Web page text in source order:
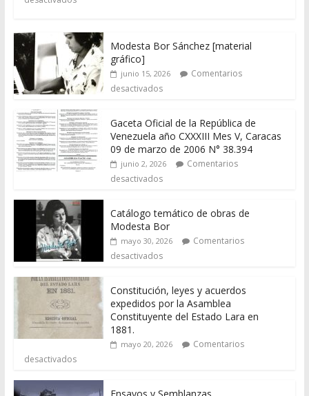
Modesta Bor Sánchez [material
gráfico]
junio 15, 2026
Comentarios
desactivados
Gaceta Oficial de la República de
Venezuela año CXXXIII Mes V, Caracas
09 de marzo de 2006 N° 38.394
junio 2, 2026
Comentarios
desactivados
Catálogo temático de obras de
Modesta Bor
mayo 30, 2026
Comentarios
desactivados
Constitución, leyes y acuerdos
expedidos por la Asamblea
Constituyente del Estado Lara en
1881.
mayo 20, 2026
Comentarios
desactivados
Ensayos y Semblanzas